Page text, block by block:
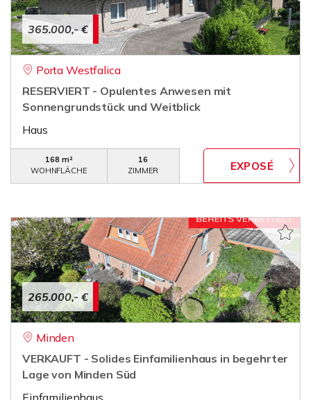
365.000,- €
Porta Westfalica
RESERVIERT - Opulentes Anwesen mit
Sonnengrundstück und Weitblick
Haus
168 m²
WOHNFLÄCHE
16
ZIMMER
265.000,- €
Minden
VERKAUFT - Solides Einfamilienhaus in begehrter
Lage von Minden Süd
Einfamilienhaus